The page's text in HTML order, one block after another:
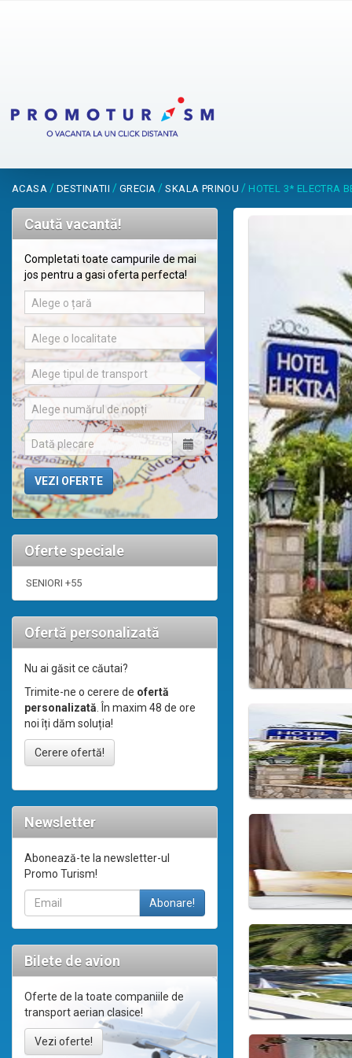
ACASA / DESTINATII / GRECIA /SKALA PRINOU / HOTEL 3* ELECTRA
Caută vacantă!
Completati toate campurile de mai
jos pentru a gasi oferta perfecta!
Alege o țară
Alege o localitate
Alege tipul de transport
Alege numărul de nopți
Oferte speciale
SENIORI +55
Ofertă personalizată
Nu ai găsit ce căutai?
Trimite-ne o cerere de ofertă
personalizată. În maxim 48 de ore
noi îți dăm soluția!
Cerere ofertă!
Newsletter
Abonează-te la newsletter-ul
Promo Turism!
Bilete de avion
Oferte de la toate companiile de
transport aerian clasice!
Vezi oferte!